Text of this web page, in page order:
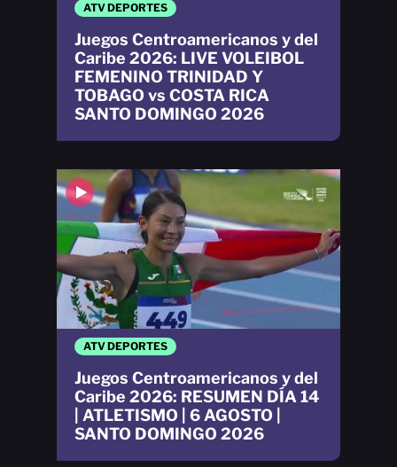
ATV DEPORTES
Juegos Centroamericanos y del
Caribe 2026: LIVE VOLEIBOL
FEMENINO TRINIDAD Y
TOBAGO vs COSTA RICA
SANTO DOMINGO 2026
ATV DEPORTES
Juegos Centroamericanos y del
Caribe 2026: RESUMEN DÍA 14
| ATLETISMO | 6 AGOSTO |
SANTO DOMINGO 2026